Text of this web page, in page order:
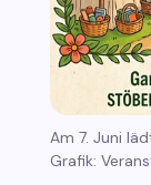
Am 7. Juni
Grafik: